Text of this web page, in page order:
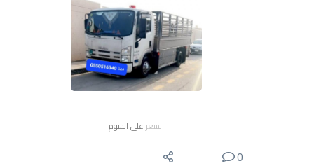
السعر على السوم
0